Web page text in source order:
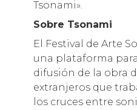
Tsonami».
Sobre Tsonami
El Festival de Arte
una plataforma
difusión de la obra
extranjeros que
los cruces entre